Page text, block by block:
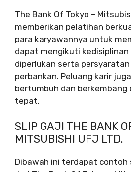
The Bank Of Tokyo –
memberikan pelatihan
para karyawannya untuk
dapat mengikuti kedisiplinan
diperlukan serta persyaratan
perbankan. Peluang karir
bertumbuh dan berkembang
tepat.
SLIP GAJI THE BANK
MITSUBISHI UFJ LTD.
Dibawah ini terdapat contoh